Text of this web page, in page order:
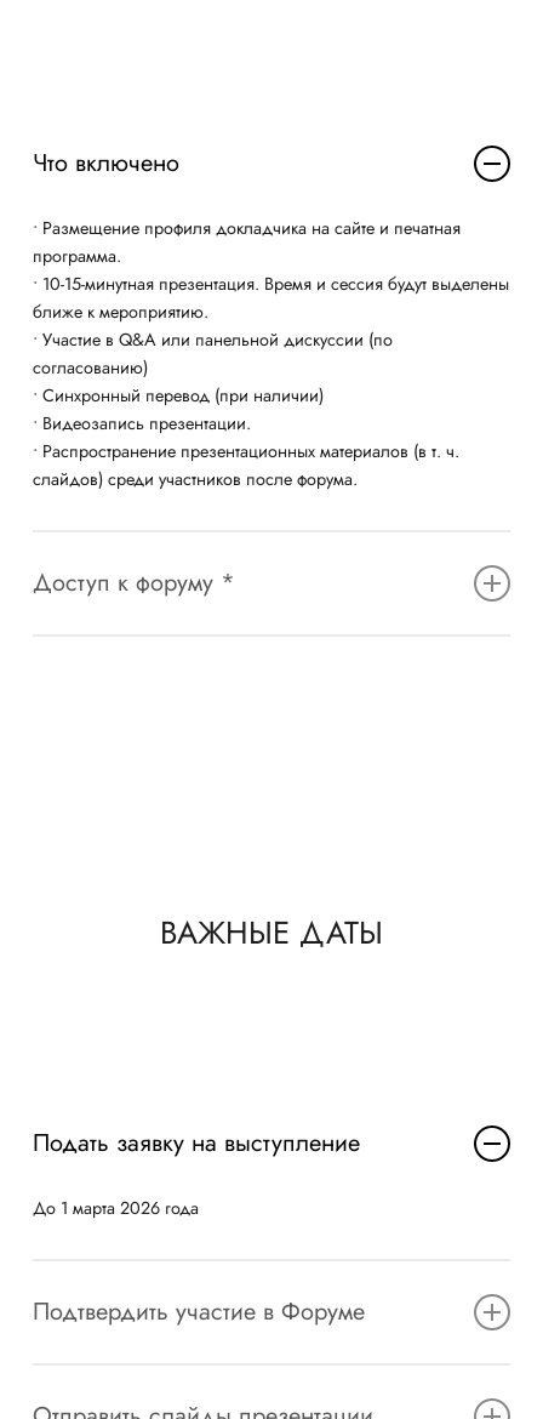
Что включено
• Размещение профиля докладчика на сайте и печатная
программа.
• 10-15-минутная презентация. Время и сессия будут выделены
ближе к мероприятию.
• Участие в Q&A или панельной дискуссии (по
согласованию)
• Синхронный перевод (при наличии)
• Видеозапись презентации.
• Распространение презентационных материалов (в т. ч.
слайдов) среди участников после форума.
Доступ к форуму *
варьироваться в зависимости от выбранного пакета.
ВАЖНЫЕ ДАТЫ
Подать заявку на выступление
До 1 марта2026года
Подтвердить участие в Форуме